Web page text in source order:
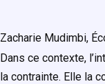
Zacharie Mudimbi,
Dans ce contexte,
la contrainte. Elle la